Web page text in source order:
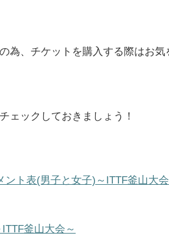
為、チケットを購入する際はお気
ェックしておきましょう！
ト表(男子と女子)～ITTF釜山大会
釜山大会～